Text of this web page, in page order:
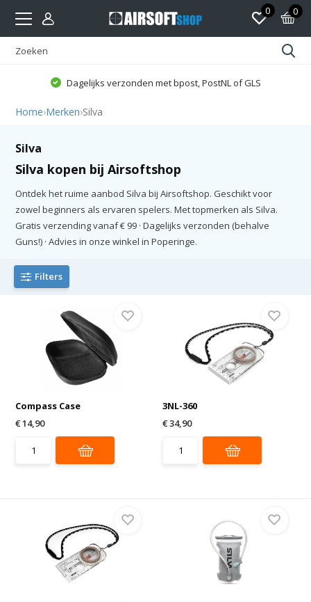
0 0
Dagelijks verzonden met bpost, PostNL of GLS
Home›Merken›Silva
Silva
Silva kopen bij Airsoftshop
Ontdek het ruime aanbod Silva bij Airsoftshop. Geschikt voor
zowel beginners als ervaren spelers. Met topmerken als Silva.
Gratis verzending vanaf € 99 · Dagelijks verzonden (behalve
Guns!) · Advies in onze winkel in Poperinge.
Filters
Compass Case
€ 14,90
3NL-360
€ 34,90